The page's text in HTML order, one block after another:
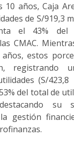
10 años, Caja
de S/919,3
el 43%
CMAC.
estos
registrando
(S/423,8
del total de
su
gestión